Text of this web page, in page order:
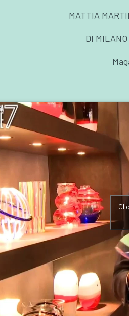
MATTIA
DI